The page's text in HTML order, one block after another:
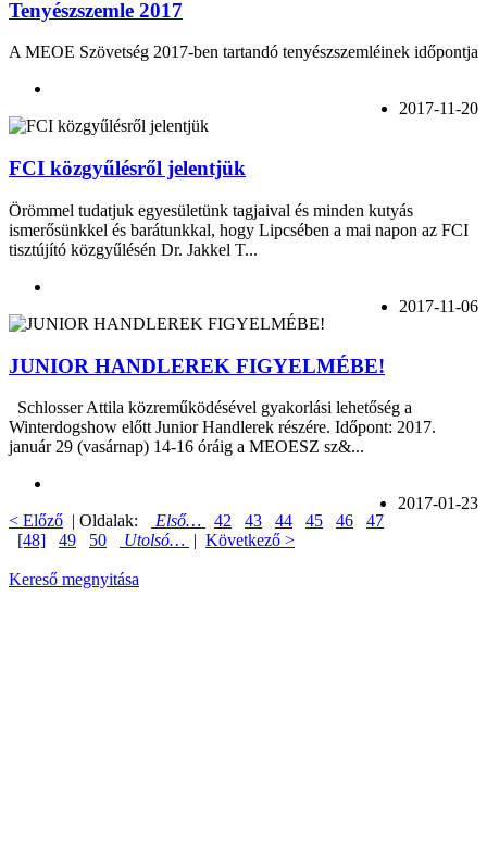
Tenyészszemle 2017
A MEOE Szövetség 2017-ben tartandó tenyészszemléinek időpontja
2017-11-20
FCI közgyűlésről jelentjük
Örömmel tudatjuk egyesületünk tagjaival és minden kutyás
ismerősünkkel és barátunkkal, hogy Lipcsében a mai napon az FCI
tisztújító közgyűlésén Dr. Jakkel T...
2017-11-06
JUNIOR HANDLEREK FIGYELMÉBE!
Schlosser Attila közreműködésével gyakorlási lehetőség a
Winterdogshow előtt Junior Handlerek részére. Időpont: 2017.
január 29 (vasárnap) 14-16 óráig a MEOESZ sz&...
2017-01-23
< Előző | Oldalak: Első… 42 43 44 45 46
47
[48]
49 50 Utolsó… | Következő >
Kereső megnyitása